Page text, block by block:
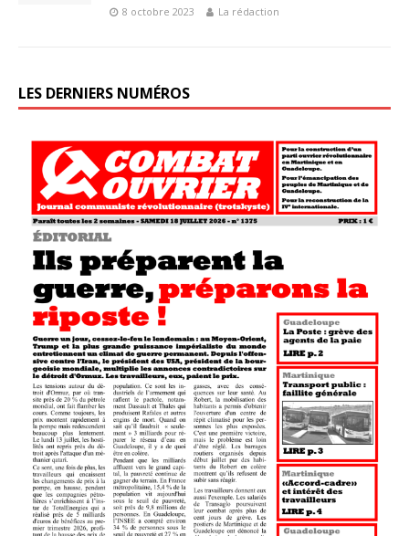
8 octobre 2023 La rédaction
LES DERNIERS NUMÉROS